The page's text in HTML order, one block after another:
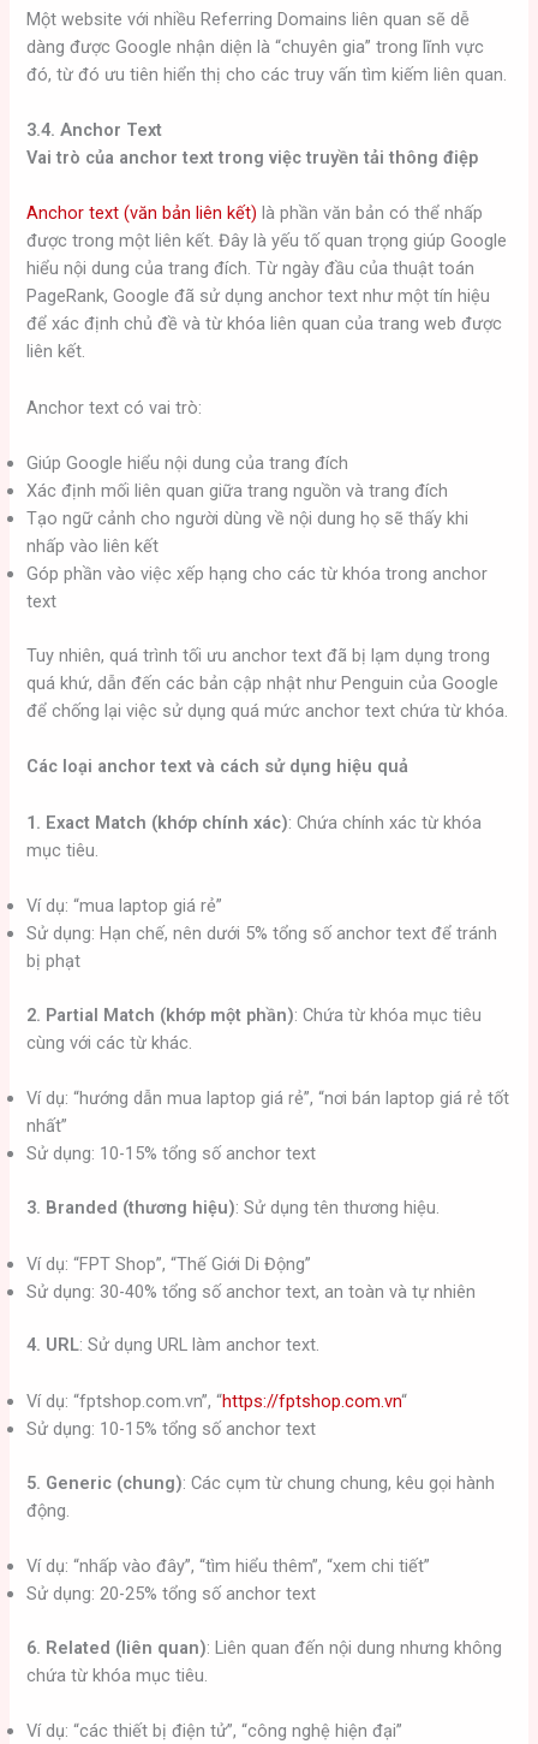
Một website với nhiều Referring Domains liên quan sẽ dễ
dàng được Google nhận diện là “chuyên gia” trong lĩnh vực
đó, từ đó ưu tiên hiển thị cho các truy vấn tìm kiếm liên quan.
3.4. Anchor Text
Vai trò của anchor text trong việc truyền tải thông điệp
Anchor text (văn bản liên kết) là phần văn bản có thể nhấp
được trong một liên kết. Đây là yếu tố quan trọng giúp Google
hiểu nội dung của trang đích. Từ ngày đầu của thuật toán
PageRank, Google đã sử dụng anchor text như một tín hiệu
để xác định chủ đề và từ khóa liên quan của trang web được
liên kết.
Anchor text có vai trò:
Giúp Google hiểu nội dung của trang đích
Xác định mối liên quan giữa trang nguồn và trang đích
Tạo ngữ cảnh cho người dùng về nội dung họ sẽ thấy khi
nhấp vào liên kết
Góp phần vào việc xếp hạng cho các từ khóa trong anchor
text
Tuy nhiên, quá trình tối ưu anchor text đã bị lạm dụng trong
quá khứ, dẫn đến các bản cập nhật như Penguin của Google
để chống lại việc sử dụng quá mức anchor text chứa từ khóa.
Các loại anchor text và cách sử dụng hiệu quả
1. Exact Match (khớp chính xác): Chứa chính xác từ khóa
mục tiêu.
Ví dụ: “mua laptop giá rẻ”
Sử dụng: Hạn chế, nên dưới 5% tổng số anchor text để tránh
bị phạt
2. Partial Match (khớp một phần): Chứa từ khóa mục tiêu
cùng với các từ khác.
Ví dụ: “hướng dẫn mua laptop giá rẻ”, “nơi bán laptop giá rẻ tốt
nhất”
Sử dụng: 10-15% tổng số anchor text
3. Branded (thương hiệu): Sử dụng tên thương hiệu.
Ví dụ: “FPT Shop”, “Thế Giới Di Động”
Sử dụng: 30-40% tổng số anchor text, an toàn và tự nhiên
4. URL: Sử dụng URL làm anchor text.
Ví dụ: “fptshop.com.vn”, “https://fptshop.com.vn“
Sử dụng: 10-15% tổng số anchor text
5. Generic (chung): Các cụm từ chung chung, kêu gọi hành
động.
Ví dụ: “nhấp vào đây”, “tìm hiểu thêm”, “xem chi tiết”
Sử dụng: 20-25% tổng số anchor text
6. Related (liên quan): Liên quan đến nội dung nhưng không
chứa từ khóa mục tiêu.
Ví dụ: “các thiết bị điện tử”, “công nghệ hiện đại”